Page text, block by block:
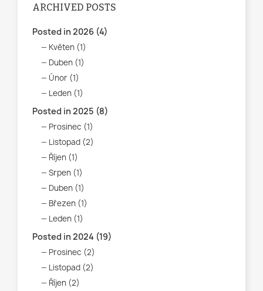
ARCHIVED POSTS
Posted in 2026 (4)
Květen (1)
Duben (1)
Únor (1)
Leden (1)
Posted in 2025 (8)
Prosinec (1)
Listopad (2)
Říjen (1)
Srpen (1)
Duben (1)
Březen (1)
Leden (1)
Posted in 2024 (19)
Prosinec (2)
Listopad (2)
Říjen (2)